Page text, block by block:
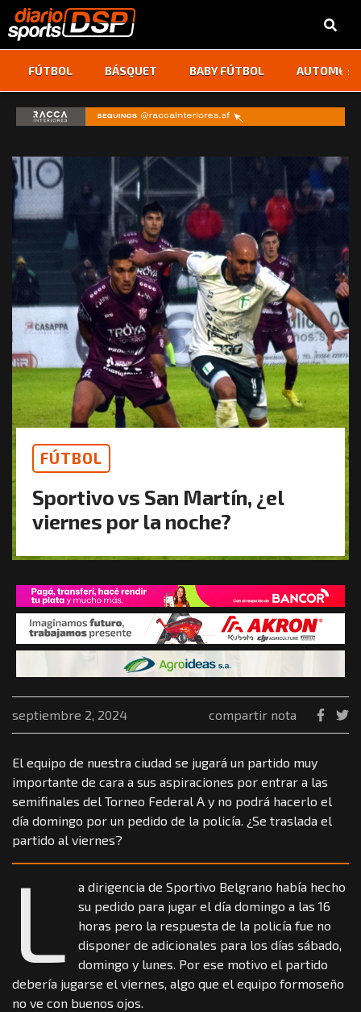
FÚTBOL BÁSQUET BABY FÚTBOL ‹ ›
FÚTBOL
Sportivo vs San Martín, ¿el
viernes por la noche?
septiembre 2, 2024 compartir nota
El equipo de nuestra ciudad se jugará un partido muy
importante de cara a sus aspiraciones por entrar a las
semifinales del Torneo Federal A y no podrá hacerlo el
día domingo por un pedido de la policía. ¿Se traslada el
partido al viernes?
L
a dirigencia de Sportivo Belgrano había hecho
su pedido para jugar el día domingo a las 16
horas pero la respuesta de la policía fue no
disponer de adicionales para los días sábado,
domingo y lunes. Por ese motivo el partido
debería jugarse el viernes, algo que el equipo formoseño
no ve con buenos ojos.